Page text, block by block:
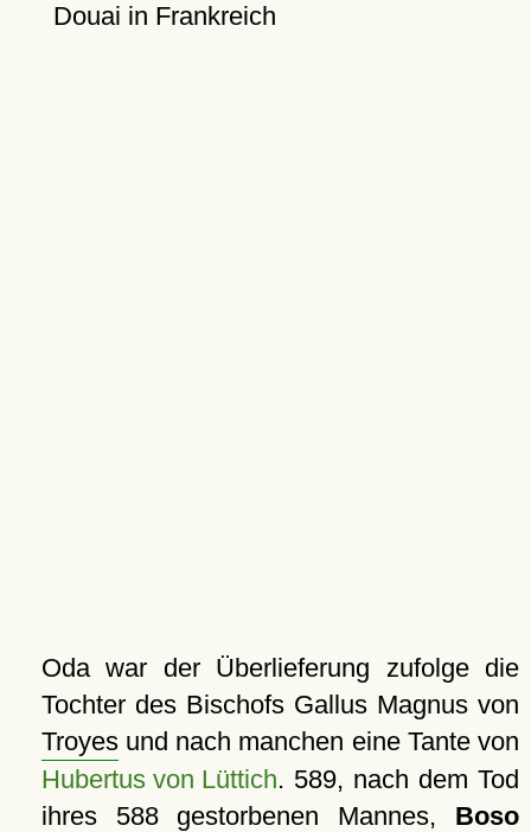
Douai in Frankreich
Oda war der Überlieferung zufolge die
Tochter des Bischofs Gallus Magnus von
Troyesund nach manchen eine Tante von
Hubertus von Lüttich. 589, nach dem Tod
ihres 588 gestorbenen Mannes, Boso